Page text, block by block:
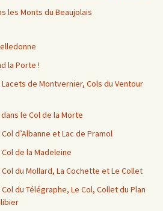
les Monts du Beaujolais
la Porte !
de Montvernier, Cols du Ventour
le Col de la Morte
d’Albanne et Lac de Pramol
de la Madeleine
du Mollard, La Cochette et Le Collet
du Télégraphe, Le Col, Collet du Plan